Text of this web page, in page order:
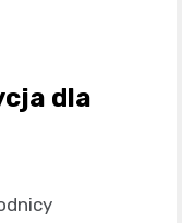
dla